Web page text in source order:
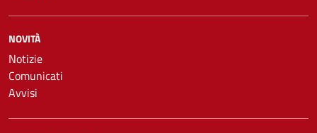
NOVITÀ
Notizie
Comunicati
Avvisi